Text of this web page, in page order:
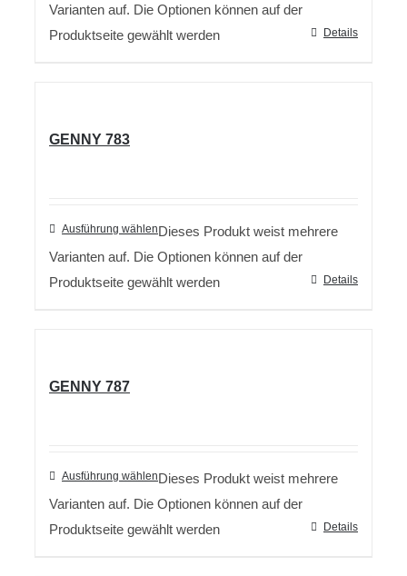
Varianten auf. Die Optionen können auf der
Produktseite gewählt werden
Details
GENNY 783
Ausführung wählenDieses Produkt weist mehrere
Varianten auf. Die Optionen können auf der
Produktseite gewählt werden
Details
GENNY 787
Ausführung wählenDieses Produkt weist mehrere
Varianten auf. Die Optionen können auf der
Produktseite gewählt werden
Details